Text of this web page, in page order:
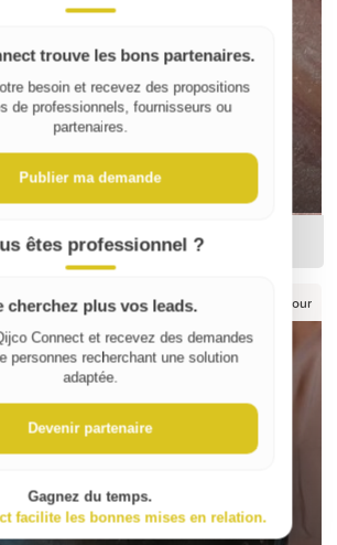
d’angle Bosch GWS 22-230
/ jour
trouve les bons partenaires.
besoin et recevez des propositions
de professionnels, fournisseurs ou
partenaires.
Publier ma demande
êtes professionnel ?
cherchez plus vos leads.
Connect et recevez des demandes
personnes recherchant une solution
adaptée.
Devenir partenaire
Gagnez du temps.
facilite les bonnes mises en relation.